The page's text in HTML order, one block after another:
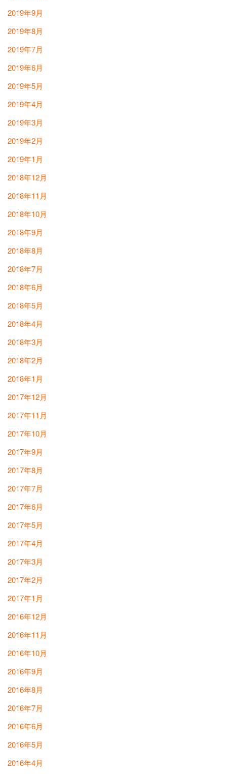
2019年9月
2019年8月
2019年7月
2019年6月
2019年5月
2019年4月
2019年3月
2019年2月
2019年1月
2018年12月
2018年11月
2018年10月
2018年9月
2018年8月
2018年7月
2018年6月
2018年5月
2018年4月
2018年3月
2018年2月
2018年1月
2017年12月
2017年11月
2017年10月
2017年9月
2017年8月
2017年7月
2017年6月
2017年5月
2017年4月
2017年3月
2017年2月
2017年1月
2016年12月
2016年11月
2016年10月
2016年9月
2016年8月
2016年7月
2016年6月
2016年5月
2016年4月